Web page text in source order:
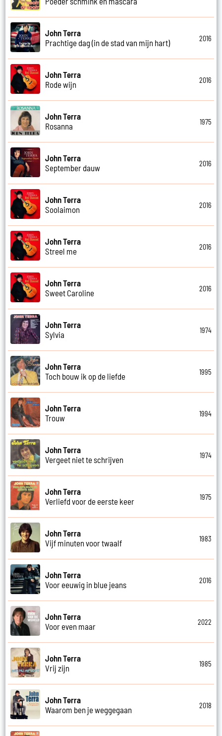
John Terra
Prachtige dag (in de stad van mijn hart)
2016
John Terra
Rode wijn
2016
John Terra
Rosanna
1975
John Terra
September dauw
2016
John Terra
Soolaimon
2016
John Terra
Streel me
2016
John Terra
Sweet Caroline
2016
John Terra
Sylvia
1974
John Terra
Toch bouw ik op de liefde
1995
John Terra
Trouw
1994
John Terra
Vergeet niet te schrijven
1974
John Terra
Verliefd voor de eerste keer
1975
John Terra
Vijf minuten voor twaalf
1983
John Terra
Voor eeuwig in blue jeans
2016
John Terra
Voor even maar
2022
John Terra
Vrij zijn
1985
John Terra
Waarom ben je weggegaan
2018